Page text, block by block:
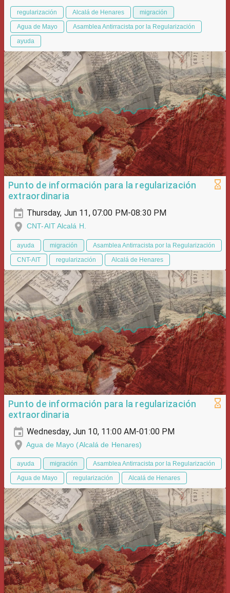
regularización Alcalá de Henares
migración
Agua de Mayo
Asamblea Antirracista por la Regularización
ayuda
Punto de información para la regularización
extraordinaria
Thursday, Jun 11, 07:00 PM-08:30 PM
CNT-AIT Alcalá H.
ayuda migración
Asamblea Antirracista por la Regularización
CNT-AIT
regularización Alcalá de Henares
Punto de información para la regularización
extraordinaria
Wednesday, Jun 10, 11:00 AM-01:00 PM
Agua de Mayo (Alcalá de Henares)
ayuda migración
Asamblea Antirracista por la Regularización
Agua de Mayo
regularización Alcalá de Henares